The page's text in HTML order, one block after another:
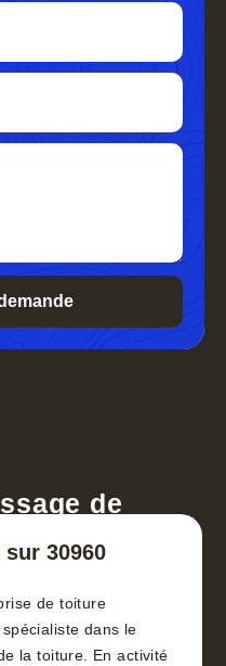
de
30960
de toiture
dans le
la toiture. En activité